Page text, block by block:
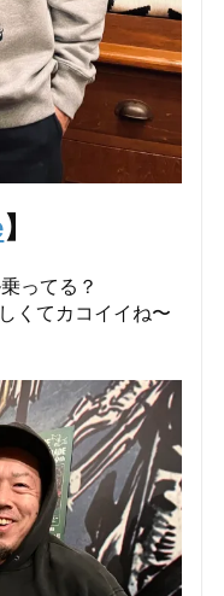
】
ってる？
くてカコイイね〜